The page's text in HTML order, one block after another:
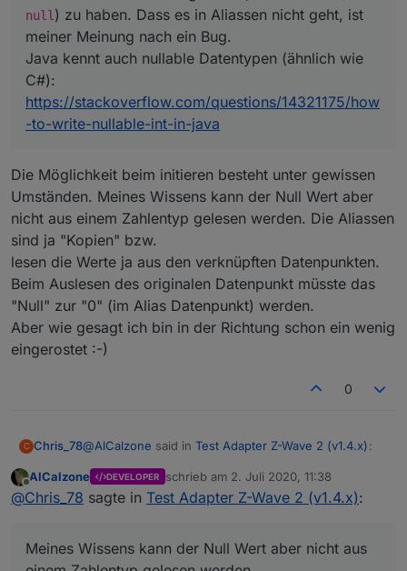
null ) zu haben. Dass es in Aliassen nicht geht, ist
meiner Meinung nach ein Bug.
Java kennt auch nullable Datentypen (ähnlich wie
C#):
https://stackoverflow.com/questions/14321175/how
-to-write-nullable-int-in-java
Die Möglichkeit beim initieren besteht unter gewissen
Umständen. Meines Wissens kann der Null Wert aber
nicht aus einem Zahlentyp gelesen werden. Die Aliassen
sind ja "Kopien" bzw.
lesen die Werte ja aus den verknüpften Datenpunkten.
Beim Auslesen des originalen Datenpunkt müsste das
"Null" zur "0" (im Alias Datenpunkt) werden.
Aber wie gesagt ich bin in der Richtung schon ein wenig
eingerostet :-)
0
C Chris_78@AlCalzone said in Test Adapter Z-Wave 2 (v1.4.x):
@Chris_78sagte inTest Adapter Z-Wave 2
Umständen. Meines Wissens kann der Null Wert aber
nicht aus einem Zahlentyp gelesen werden. Die
Offline
AlCalzone DEVELOPER schrieb am 2. Juli 2020, 11:38
zuletzt editiert von
@Chris_78 sagte in Test Adapter Z-Wave 2 (v1.4.x):
Meines Wissens kann der Null Wert aber nicht aus